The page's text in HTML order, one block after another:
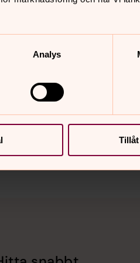
Analys